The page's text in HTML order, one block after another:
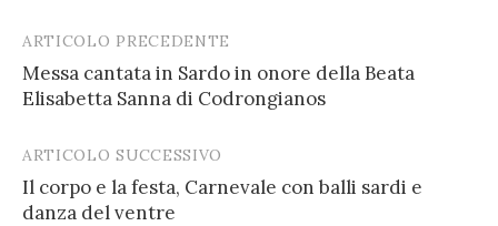
Post
navigation
ARTICOLO PRECEDENTE
Messa cantata in Sardo in onore della Beata
Elisabetta Sanna di Codrongianos
ARTICOLO SUCCESSIVO
Il corpo e la festa, Carnevale con balli sardi e
danza del ventre